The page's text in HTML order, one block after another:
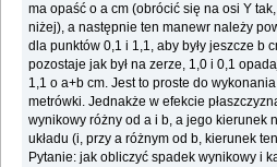
ma opaść o a cm (obrócić się na osi Y
niżej), a następnie ten manewr należy
dla punktów 0,1 i 1,1, aby były jeszcze b
pozostaje jak był na zerze, 1,0 i 0,1
1,1 o a+b cm. Jest to proste do
metrówki. Jednakże w efekcie
wynikowy różny od a i b, a jego kierunek
układu (i, przy a różnym od b, kierunek
Pytanie: jak obliczyć spadek wynikowy i